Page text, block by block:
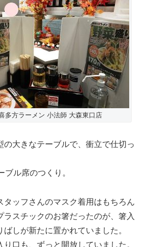
多方ラーメン 小法師 大森東口店
の大きなテーブルで、衝立で仕切っ
ブル席のつくり。
タッフさんのマスク着用はもちろん
ラスチックのお箸だったのが、箸入
しが新たに置かれていました。
口も、ずっと開放していました。